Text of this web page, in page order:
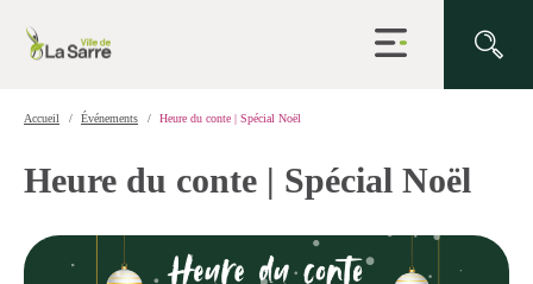
Ouvrir
la
Accueil Événements Heure du conte | Spécial Noël
Heure du conte | Spécial Noël